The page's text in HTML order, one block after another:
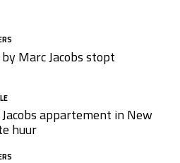
Marc Jacobs stopt
appartement in New
huur